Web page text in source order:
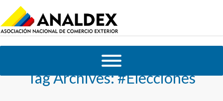
Tag Archives:#Elecciones